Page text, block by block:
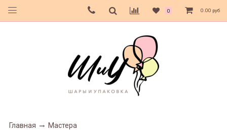
0 0.00 руб
Главная Мастера